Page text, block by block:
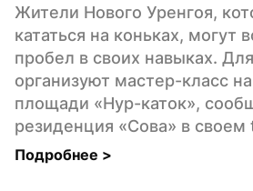
Жители Нового Уренгоя,
кататься на коньках, могут
пробел в своих навыках.
организуют мастер-класс
площади «Нур-каток»,
резиденция «Сова» в своем
Подробнее >